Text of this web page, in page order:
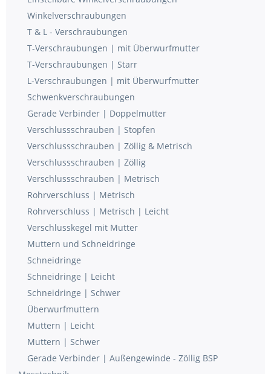
Winkelverschraubungen
T & L - Verschraubungen
T-Verschraubungen | mit Überwurfmutter
T-Verschraubungen | Starr
L-Verschraubungen | mit Überwurfmutter
Schwenkverschraubungen
Gerade Verbinder | Doppelmutter
Verschlussschrauben | Stopfen
Verschlussschrauben | Zöllig & Metrisch
Verschlussschrauben | Zöllig
Verschlussschrauben | Metrisch
Rohrverschluss | Metrisch
Rohrverschluss | Metrisch | Leicht
Verschlusskegel mit Mutter
Muttern und Schneidringe
Schneidringe
Schneidringe | Leicht
Schneidringe | Schwer
Überwurfmuttern
Muttern | Leicht
Muttern | Schwer
Gerade Verbinder | Außengewinde - Zöllig BSP